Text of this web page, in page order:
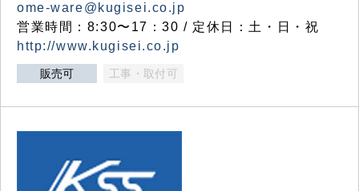
ome-ware@kugisei.co.jp
営業時間：8:30〜17：30 / 定休日：土・日・祝
http://www.kugisei.co.jp
販売可 工事・取付可